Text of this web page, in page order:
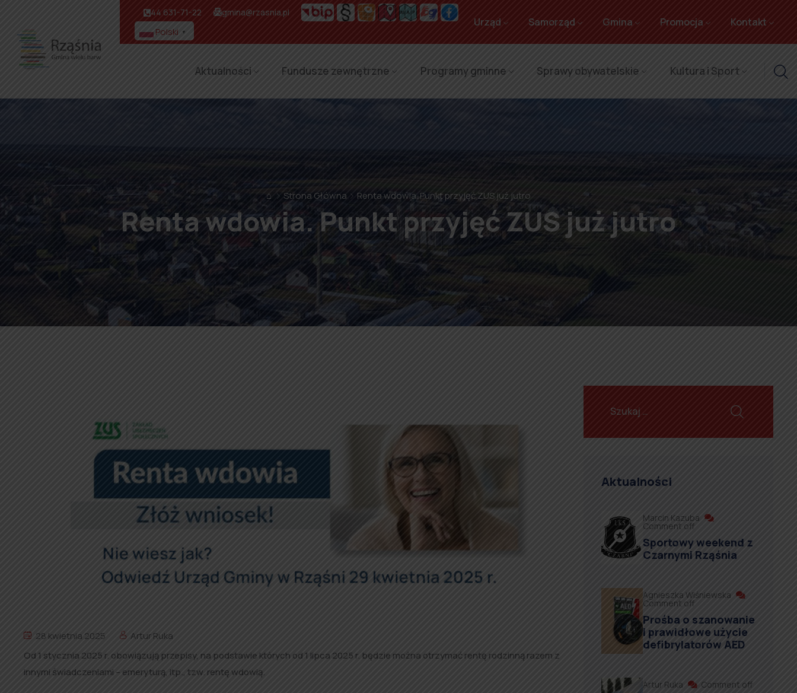
44 631-71-22 gmina@rzasnia.pl
Polski ▼
Urząd Samorząd Gmina Promocja Kontakt
Aktualności Fundusze zewnętrzne Programy gminne Sprawy obywatelskie Kultura i Sport
⌂ Strona Główna Renta wdowia. Punkt przyjęć ZUS już jutro
Renta wdowia. Punkt przyjęć ZUS już jutro
28 kwietnia 2025
Artur Ruka
Od 1 stycznia 2025 r. obowiązują przepisy, na podstawie których od 1 lipca 2025 r. będzie można otrzymać rentę rodzinną razem z
innymi świadczeniami – emeryturą, itp., tzw. rentę wdowią.
Aktualności
Marcin Kazuba
Comment off
Sportowy weekend z
Czarnymi Rząśnia
Agnieszka Wiśniewska
Comment off
Prośba o szanowanie
i prawidłowe użycie
defibrylatorów AED
Artur Ruka Comment off